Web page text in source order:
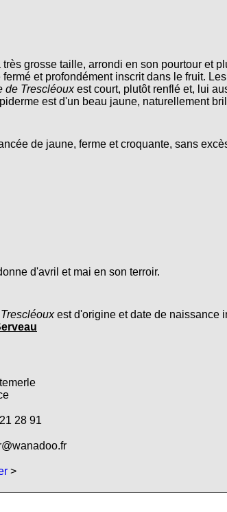
très grosse taille, arrondi en son pourtour et
et profondément inscrit dans le fruit.
de Trescléouxest court, plutôt renflé et, lui
est d'un beau jaune, naturellement
de jaune, ferme et croquante, sans
d'avril et mai en son terroir.
est d'origine et date de naissance
28 91
>